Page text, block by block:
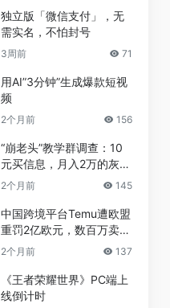
独立版「微信支付」，无
需实名，不怕封号
3周前 71
用AI”3分钟”生成爆款短视
频
2个月前 156
“崩老头”教学群调查：10
元买信息，月入2万的灰色
兼职真相
2个月前 145
中国跨境平台Temu遭欧盟
重罚2亿欧元，数百万卖家
恐受牵连
2个月前 137
《王者荣耀世界》PC端上
线倒计时